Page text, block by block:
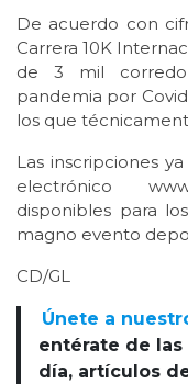
De acuerdo con
Carrera 10K
de 3 mil
pandemia por
los que
Las inscripciones
electrónico
disponibles para
magno evento
CD/GL
Únete a
entérate de las
día, artículos